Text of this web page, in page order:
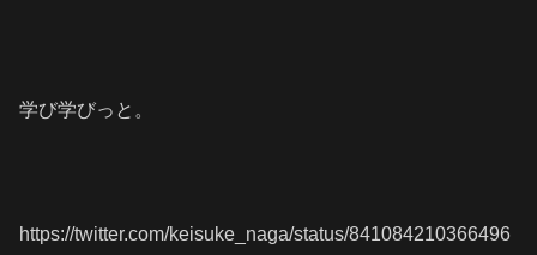
学び学びっと。
https://twitter.com/keisuke_naga/status/841084210366496